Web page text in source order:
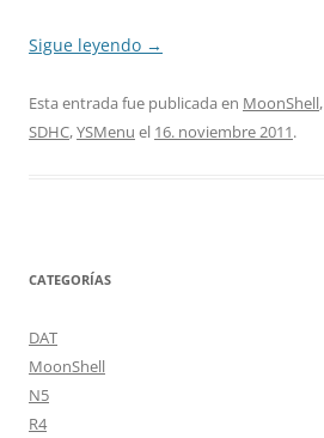
Sigue leyendo →
Esta entrada fue publicada en MoonShell,
SDHC,YSMenu el 16. noviembre 2011.
CATEGORÍAS
DAT
MoonShell
N5
R4